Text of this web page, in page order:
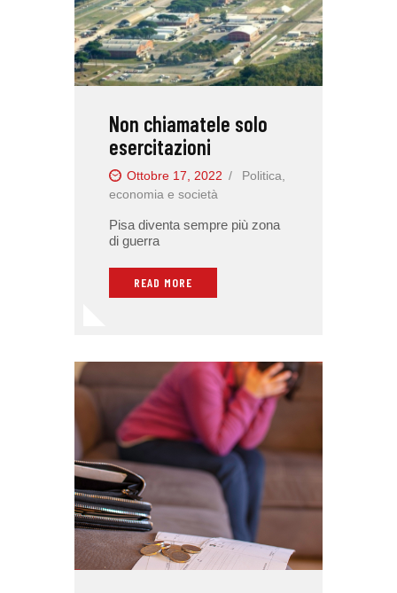
Non chiamatele solo
esercitazioni
Ottobre 17, 2022
Politica,
economia e società
Pisa diventa sempre più zona
di guerra
READ MORE